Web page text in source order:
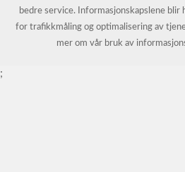
© Kontorvarehuset Bergen AS |
bedre service. Informasjonskapslene blir
for trafikkmåling og optimalisering av
mer om vår bruk av
;